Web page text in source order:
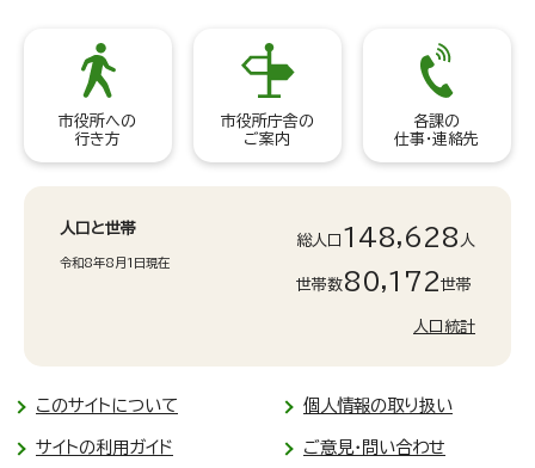
市役所への
行き方
市役所庁舎の
ご案内
各課の
仕事・連絡先
人口と世帯
令和8年8月1日現在
総人口 148,628 人
世帯数80,172世帯
人口統計
このサイトについて 個人情報の取り扱い
サイトの利用ガイド ご意見・問い合わせ